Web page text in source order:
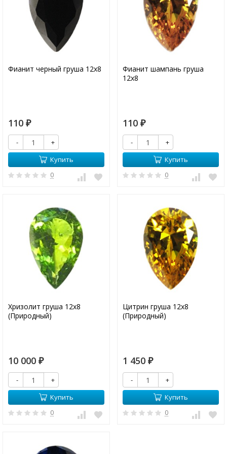
Фианит черный груша 12х8
110 ₽
-
+
Купить
0
Фианит шампань груша
12х8
110 ₽
-
+
Купить
0
Хризолит груша 12х8
(Природный)
10 000 ₽
-
+
Купить
0
Цитрин груша 12х8
(Природный)
1 450 ₽
-
+
Купить
0